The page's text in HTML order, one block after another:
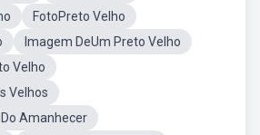
FotoPreto Velho
Imagem DeUm Preto Velho
Velho
Velhos
Amanhecer